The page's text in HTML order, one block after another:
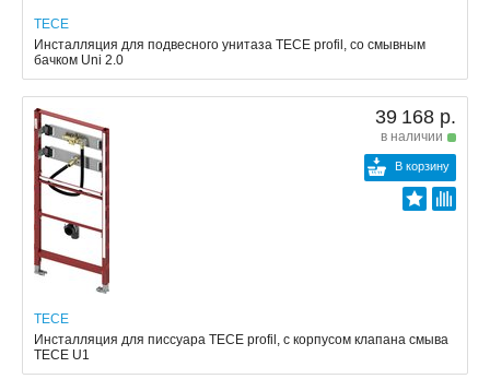
TECE
Инсталляция для подвесного унитаза TECE profil, со смывным
бачком Uni 2.0
39 168 р.
в наличии
В корзину
TECE
Инсталляция для писсуара TECE profil, с корпусом клапана смыва
TECE U1